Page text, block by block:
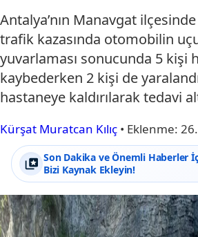
Antalya’nın Manavgat
trafik kazasında otomobilin
yuvarlaması sonucunda 5 kişi
kaybederken 2 kişi de
hastaneye kaldırılarak tedavi
Kürşat Muratcan Kılıç • Eklenme:
Son Dakika ve Önemli Haberler
Bizi Kaynak Ekleyin!